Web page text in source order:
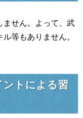
ません。よって、武
等もありません。
ントによる習